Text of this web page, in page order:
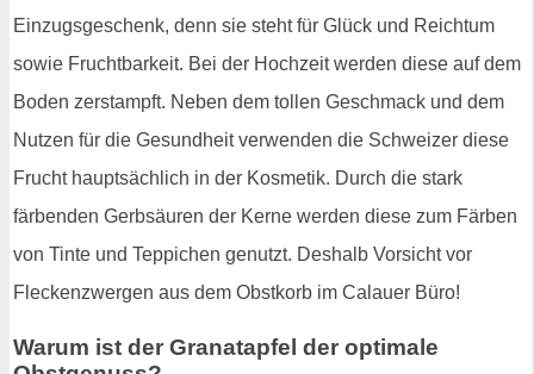
Einzugsgeschenk, denn sie steht für Glück und Reichtum
sowie Fruchtbarkeit. Bei der Hochzeit werden diese auf dem
Boden zerstampft. Neben dem tollen Geschmack und dem
Nutzen für die Gesundheit verwenden die Schweizer diese
Frucht hauptsächlich in der Kosmetik. Durch die stark
färbenden Gerbsäuren der Kerne werden diese zum Färben
von Tinte und Teppichen genutzt. Deshalb Vorsicht vor
Fleckenzwergen aus dem Obstkorb im Calauer Büro!
Warum ist der Granatapfel der optimale